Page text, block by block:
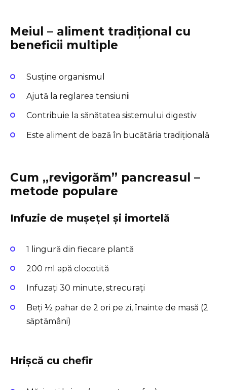
Meiul – aliment tradițional cu
beneficii multiple
Susține organismul
Ajută la reglarea tensiunii
Contribuie la sănătatea sistemului digestiv
Este aliment de bază în bucătăria tradițională
Cum „revigorăm” pancreasul –
metode populare
Infuzie de mușețel și imortelă
1 lingură din fiecare plantă
200 ml apă clocotită
Infuzați 30 minute, strecurați
Beți ½ pahar de 2 ori pe zi, înainte de masă (2
săptămâni)
Hrișcă cu chefir